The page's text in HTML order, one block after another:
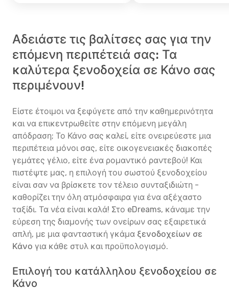
Αδειάστε τις βαλίτσες σας για την
επόμενη περιπέτειά σας: Τα
καλύτερα ξενοδοχεία σε Κάνο σας
περιμένουν!
Είστε έτοιμοι να ξεφύγετε από την καθημερινότητα
και να επικεντρωθείτε στην επόμενη μεγάλη
απόδραση; Το Κάνο σας καλεί, είτε ονειρεύεστε μια
περιπέτεια μόνοι σας, είτε οικογενειακές διακοπές
γεμάτες γέλιο, είτε ένα ρομαντικό ραντεβού! Και
πιστέψτε μας, η επιλογή του σωστού ξενοδοχείου
είναι σαν να βρίσκετε τον τέλειο συνταξιδιώτη -
καθορίζει την όλη ατμόσφαιρα για ένα αξέχαστο
ταξίδι. Τα νέα είναι καλά! Στο eDreams, κάναμε την
εύρεση της διαμονής των ονείρων σας εξαιρετικά
απλή, με μια φανταστική γκάμα ξενοδοχείων σε
Κάνο για κάθε στυλ και προϋπολογισμό.
Επιλογή του κατάλληλου ξενοδοχείου σε
Κάνο